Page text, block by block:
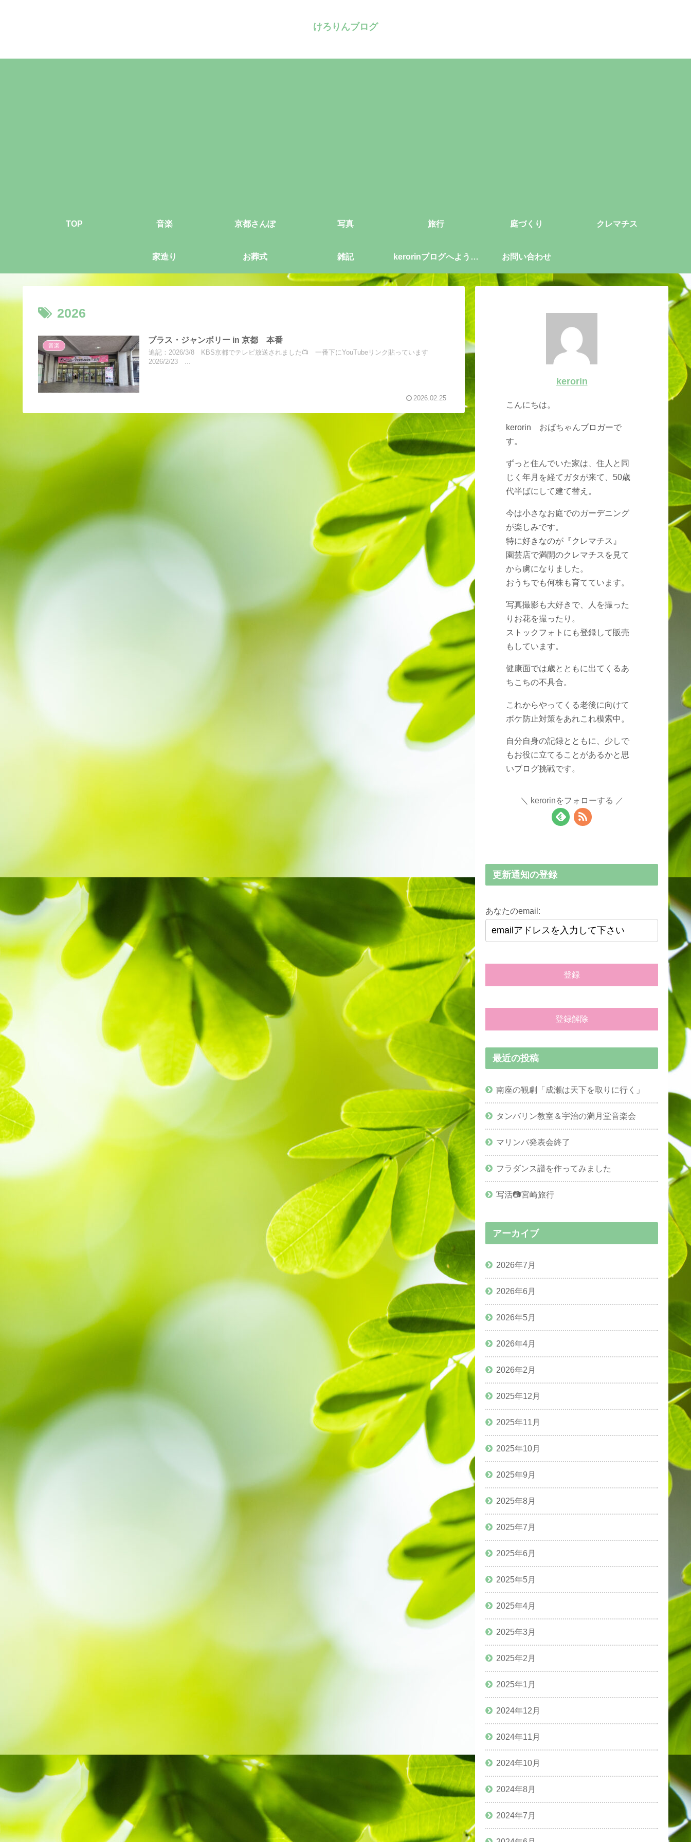
けろりんブログ
TOP 音楽 京都さんぽ 写真 旅行 庭づくり クレマチス
家造り お葬式 雑記 kerorinブログへようこ お問い合わせ
2026
音楽
ブラス・ジャンボリー in 京都 本番
追記：2026/3/8 KBS京都でテレビ放送されました📺 一番下にYouTubeリンク貼っています
2026/2/23 ...
2026.02.25
kerorin
こんにちは。
kerorin おばちゃんブロガーで
す。
ずっと住んでいた家は、住人と同
じく年月を経てガタが来て、50歳
代半ばにして建て替え。
今は小さなお庭でのガーデニング
が楽しみです。
特に好きなのが『クレマチス』
園芸店で満開のクレマチスを見て
から虜になりました。
おうちでも何株も育てています。
写真撮影も大好きで、人を撮った
りお花を撮ったり。
ストックフォトにも登録して販売
もしています。
健康面では歳とともに出てくるあ
ちこちの不具合。
これからやってくる老後に向けて
ボケ防止対策をあれこれ模索中。
自分自身の記録とともに、少しで
もお役に立てることがあるかと思
いブログ挑戦です。
kerorinをフォローする
更新通知の登録
あなたのemail:
最近の投稿
南座の観劇「成瀬は天下を取りに行く」
タンバリン教室＆宇治の満月堂音楽会
マリンバ発表会終了
フラダンス譜を作ってみました
写活📷宮崎旅行
アーカイブ
2026年7月
2026年6月
2026年5月
2026年4月
2026年2月
2025年12月
2025年11月
2025年10月
2025年9月
2025年8月
2025年7月
2025年6月
2025年5月
2025年4月
2025年3月
2025年2月
2025年1月
2024年12月
2024年11月
2024年10月
2024年8月
2024年7月